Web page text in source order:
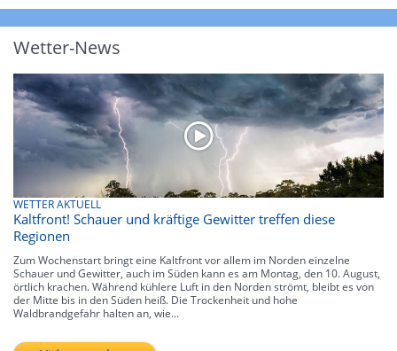
Wetter-News
WETTER AKTUELL
Kaltfront! Schauer und kräftige Gewitter treffen diese
Regionen
Zum Wochenstart bringt eine Kaltfront vor allem im Norden einzelne
Schauer und Gewitter, auch im Süden kann es am Montag, den 10. August,
örtlich krachen. Während kühlere Luft in den Norden strömt, bleibt es von
der Mitte bis in den Süden heiß. Die Trockenheit und hohe
Waldbrandgefahr halten an, wie...